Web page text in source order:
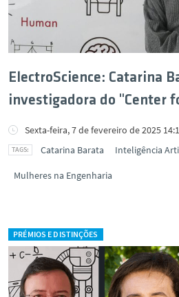
ElectroScience: Catarina
investigadora do "Center
Sexta-feira, 7 de fevereiro de 2025
Catarina Barata
Inteligência
Mulheres na Engenharia
PRÉMIOS E DISTINÇÕES